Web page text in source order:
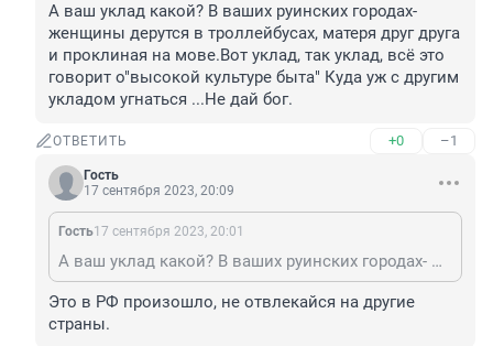
А ваш уклад какой? В ваших руинских городах-
женщины дерутся в троллейбусах, матеря друг друга
и проклиная на мове.Вот уклад, так уклад, всё это
говорит о"высокой культуре быта" Куда уж с другим
укладом угнаться ...Не дай бог.
ОТВЕТИТЬ +0 –1
Гость
17 сентября 2023, 20:09
Гость17 сентября 2023, 20:01
А ваш уклад какой? В ваших руинских городах- женщины дерутся в троллейбусах, матеря друг друга и проклиная на мове.Вот уклад, так уклад, всё это говорит о"высокой культуре быта" Куда уж с другим укладом угнаться ...Не дай бог.
Это в РФ произошло, не отвлекайся на другие
страны.